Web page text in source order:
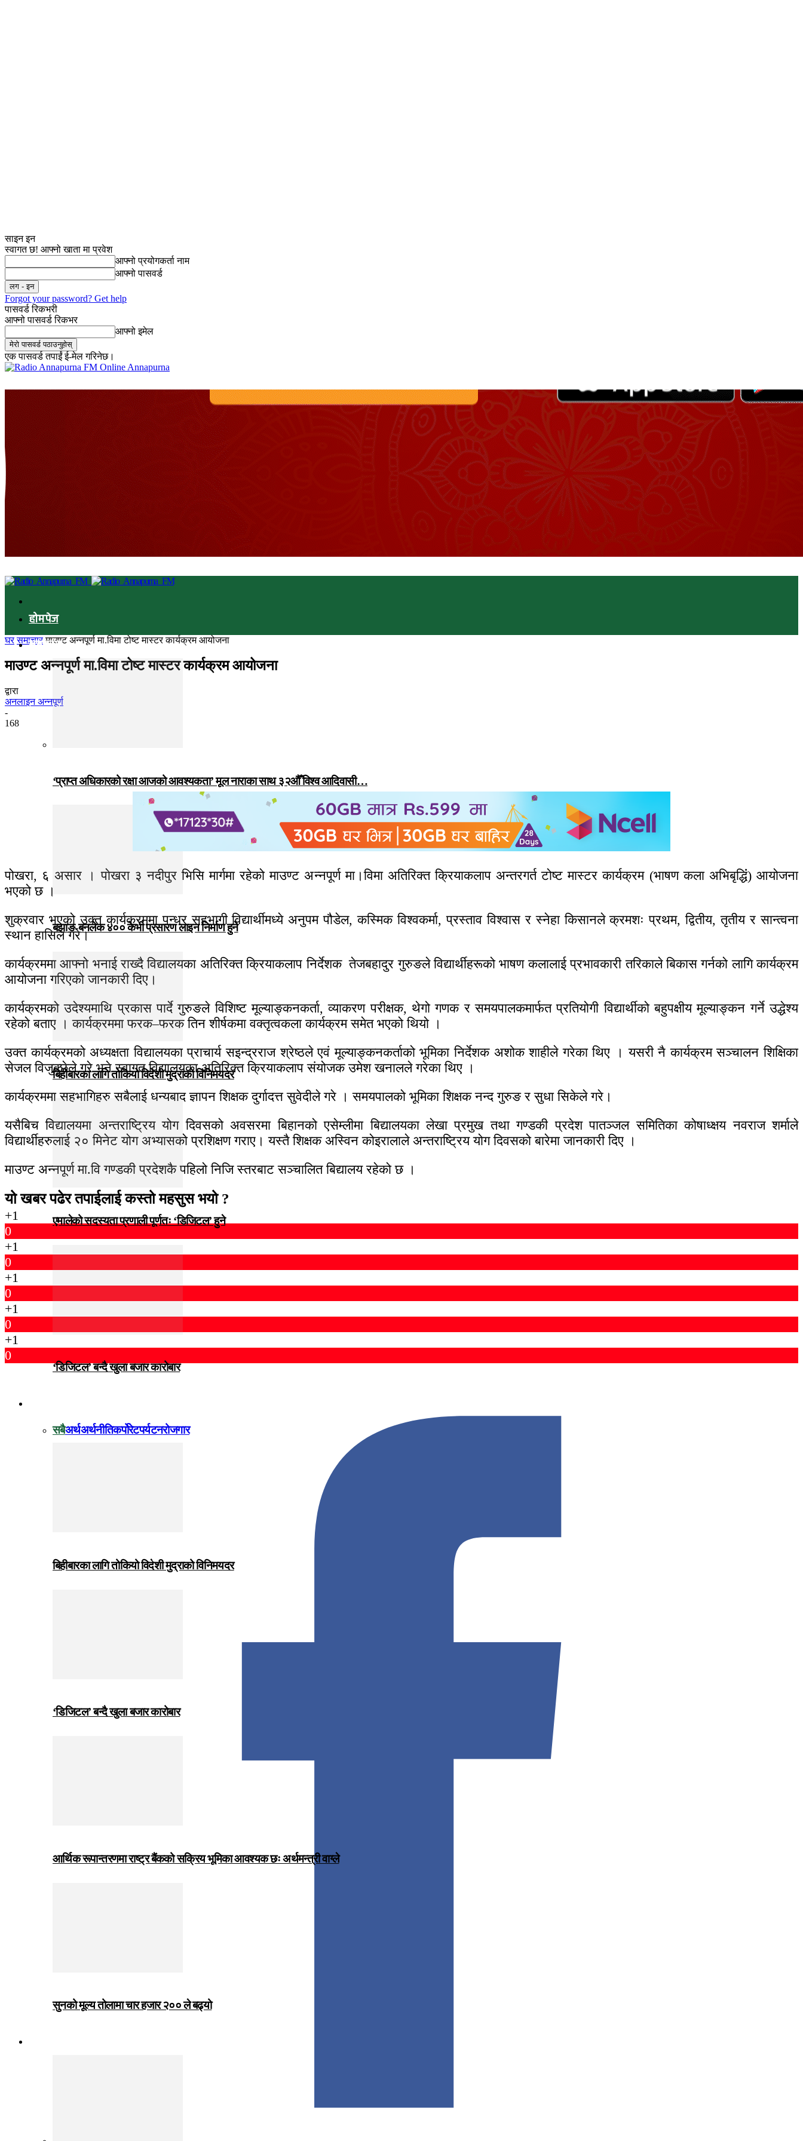
साइन इन
स्वागत छ! आफ्नो खाता मा प्रवेश
आफ्नो प्रयोगकर्ता नाम
आफ्नो पासवर्ड
Forgot your password? Get help
पासवर्ड रिकभरी
आफ्नो पासवर्ड रिकभर
आफ्नो इमेल
एक पासवर्ड तपाईं ई-मेल गरिनेछ।
Online Annapurna
होमपेज
समाचार
‘प्राप्त अधिकारको रक्षा आजको आवश्यकता’ मूल नाराका साथ ३२औँ विश्व आदिवासी…
बझाङ-बनलेक ४०० केभी प्रसारण लाइन निर्माण हुने
बिहीबारका लागि तोकियो विदेशी मुद्राको विनिमयदर
एमालेको सदस्यता प्रणाली पूर्णतः ‘डिजिटल’ हुने
‘डिजिटल’ बन्दै खुला बजार कारोबार
सबैअर्थअर्थनीतिकर्पोरेटपर्यटनरोजगार
बिहीबारका लागि तोकियो विदेशी मुद्राको विनिमयदर
‘डिजिटल’ बन्दै खुला बजार कारोबार
आर्थिक रूपान्तरणमा राष्ट्र बैंकको सक्रिय भूमिका आवश्यक छः अर्थमन्त्री वाग्ले
सुनको मूल्य तोलामा चार हजार २०० ले बढ्यो
घर समाचार माउण्ट अन्नपूर्ण मा.विमा टोष्ट मास्टर कार्यक्रम आयोजना
माउण्ट अन्नपूर्ण मा.विमा टोष्ट मास्टर कार्यक्रम आयोजना
द्वारा
अनलाइन अन्नपूर्ण
-
168
पोखरा, ६ असार । पाेखरा ३ नदीपुर भिसि मार्गमा रहेको माउण्ट अन्नपूर्ण मा।विमा अतिरिक्त क्रियाकलाप अन्तरगर्त टोष्ट मास्टर कार्यक्रम (भाषण कला अभिबृद्धिंं) आयोजना
भएको छ ।
शुक्रवार भएको उक्त कार्यक्रममा पन्ध्र सहभागी विद्यार्थीमध्ये अनुपम पौडेल, कस्मिक विश्वकर्मा, प्रस्ताव विश्वास र स्नेहा किसानले क्रमशः प्रथम, द्वितीय, तृतीय र सान्त्वना
स्थान हासिल गरे।
कार्यक्रममा आफ्नो भनाई राख्दै विद्यालयका अतिरिक्त क्रियाकलाप निर्देशक तेजबहादुर गुरुङले विद्यार्थीहरूको भाषण कलालाई प्रभावकारी तरिकाले बिकास गर्नको लागि कार्यक्रम
आयोजना गरिएको जानकारी दिए।
कार्यक्रमको उदेश्यमाथि प्रकास पार्दे गुरुङले विशिष्ट मूल्याङ्कनकर्ता, व्याकरण परीक्षक, थेगो गणक र समयपालकमार्फत प्रतियोगी विद्यार्थीको बहुपक्षीय मूल्याङ्कन गर्ने उद्धेश्य
रहेकाे बताए । कार्यक्रममा फरक–फरक तिन शीर्षकमा वक्तृत्वकला कार्यक्रम समेत भएको थियो ।
उक्त कार्यक्रमको अध्यक्षता विद्यालयका प्राचार्य सइन्द्रराज श्रेष्ठले एवं मूल्याङ्कनकर्ताको भूमिका निर्देशक अशोक शाहीले गरेका थिए । यसरी नै कार्यक्रम सञ्चालन शिक्षिका
सेजल विजुक्छेले गरे भने स्वागत विद्यालयका अतिरिक्त क्रियाकलाप संयोजक उमेश खनालले गरेका थिए ।
कार्यक्रममा सहभागिहरु सबैलाई धन्यबाद ज्ञापन शिक्षक दुर्गादत्त सुवेदीले गरे । समयपालको भूमिका शिक्षक नन्द गुरुङ र सुधा सिकेले गरे।
यसैबिच विद्यालयमा अन्तराष्ट्रिय योग दिवसको अवसरमा बिहानको एसेम्लीमा बिद्यालयका लेखा प्रमुख तथा गण्डकी प्रदेश पातञ्जल समितिका कोषाध्क्षय नवराज शर्माले
विद्यार्थीहरुलाई २० मिनेट योग अभ्यासको प्रशिक्षण गराए। यस्तै शिक्षक अस्विन कोइरालाले अन्तराष्ट्रिय योग दिवसको बारेमा जानकारी दिए ।
माउण्ट अन्नपूर्ण मा‍‍.वि गण्डकी प्रदेशकै पहिलो निजि स्तरबाट सञ्चालित बिद्यालय रहेको छ ।
यो खबर पढेर तपाईलाई कस्तो महसुस भयो ?
+1
0
+1
0
+1
0
+1
0
+1
0